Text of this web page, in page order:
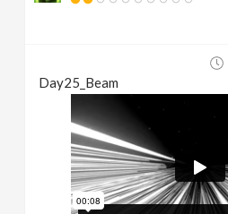
Day25_Beam